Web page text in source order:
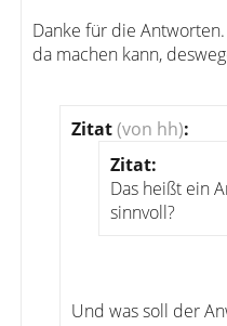
Danke für die
da machen kann,
Zitat(von hh):
Zitat:
Das heißt ein
sinnvoll?
Und was soll der